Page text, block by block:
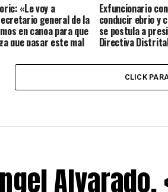
«Le voy a
general de la
en canoa para que
que pasar este mal
Exfuncionario
conducir ebrio y
se postula a
Directiva
CLICK